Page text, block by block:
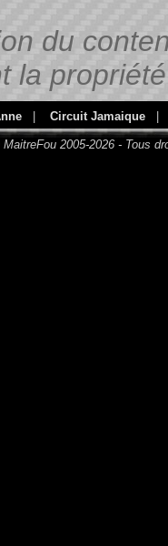
du
la
Circuit Jamaique
2005-2026 - Tous